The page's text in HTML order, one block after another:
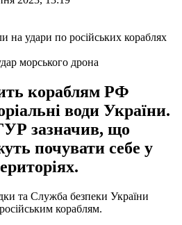
морського дрона
кораблям РФ
води України.
зазначив, що
почувати себе у
та Служба безпеки України
кораблям.